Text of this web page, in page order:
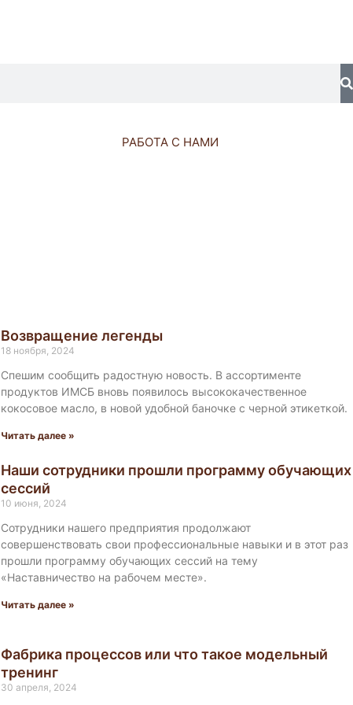
РАБОТА С НАМИ
Возвращение легенды
18 ноября, 2024
Спешим сообщить радостную новость. В ассортименте
продуктов ИМСБ вновь появилось высококачественное
кокосовое масло, в новой удобной баночке с черной этикеткой.
Читать далее »
Наши сотрудники прошли программу обучающих
сессий
10 июня, 2024
Сотрудники нашего предприятия продолжают
совершенствовать свои профессиональные навыки и в этот раз
прошли программу обучающих сессий на тему
«Наставничество на рабочем месте».
Читать далее »
Фабрика процессов или что такое модельный
тренинг
30 апреля, 2024